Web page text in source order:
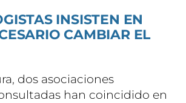
INSISTEN EN
CAMBIAR EL
dos asociaciones
han coincidido en